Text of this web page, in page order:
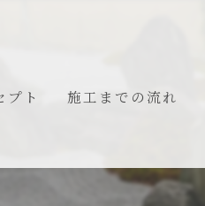
プト 施工までの流れ